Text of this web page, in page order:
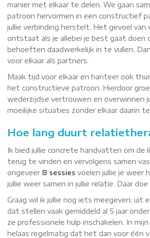
manier met elkaar te delen. We gaan
patroon hervormen in een constructief
jullie verbinding herstelt. Het gevoel van
ontstaat als je allebei je best gaat doen
behoeften daadwerkelijk in te vullen.
voor elkaar als partners.
Maak tijd voor elkaar en hanteer ook
het constructieve patroon. Hierdoor
wederzijdse vertrouwen en overwinnen
moeilijke situaties zonder elkaar daarin
Hoe lang duurt
Ik bied jullie concrete handvatten om de
terug te vinden en vervolgens samen
ongeveer 8 sessies voelen jullie je weer
jullie weer samen in jullie relatie. Daar
Graag wil ik jullie nog iets meegeven; uit
dat stellen vaak gemiddeld al 5 jaar
ze professionele hulp inschakelen. In
helaas regelmatig dat het dan voor één